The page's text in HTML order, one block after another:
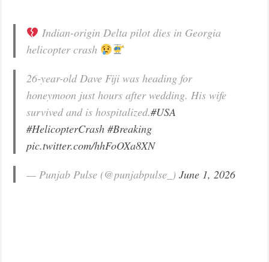
Indian-origin Delta pilot dies in Georgia
helicopter crash
26-year-old Dave Fiji was heading for
honeymoon just hours after wedding. His wife
survived and is hospitalized.#USA
#HelicopterCrash #Breaking
pic.twitter.com/hhFoOXa8XN
— Punjab Pulse (@punjabpulse_)June 1, 2026